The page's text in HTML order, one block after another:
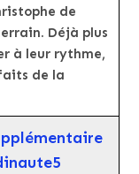
de
Déjà plus
à leur rythme,
de la